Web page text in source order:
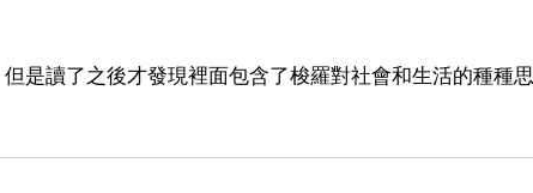
是讀了之後才發現裡面包含了梭羅對社會和生活的種種